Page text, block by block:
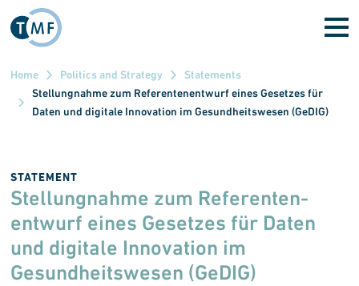
Skip to main content
Home Politics and Strategy
Statements
Stellungnahme zum Referentenentwurf eines Gesetzes für
Daten und digitale Innovation im Gesundheitswesen (GeDIG)
STATEMENT
Stellungnahme zum Referenten­
entwurf eines Gesetzes für Daten
und digitale Innovation im
Gesundheits­wesen (GeDIG)